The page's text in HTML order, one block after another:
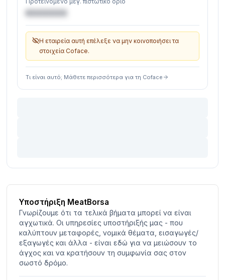
Η εταιρεία αυτή επέλεξε να μην κοινοποιήσει τα
στοιχεία Coface.
Τι είναι αυτό; Μάθετε περισσότερα για τη Coface
Υποστήριξη MeatBorsa
Γνωρίζουμε ότι τα τελικά βήματα μπορεί να είναι
αγχωτικά. Οι υπηρεσίες υποστήριξής μας - που
καλύπτουν μεταφορές, νομικά θέματα, εισαγωγές/
εξαγωγές και άλλα - είναι εδώ για να μειώσουν το
άγχος και να κρατήσουν τη συμφωνία σας στον
σωστό δρόμο.